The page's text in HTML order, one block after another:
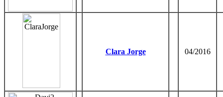
Clara Jorge 04/2016